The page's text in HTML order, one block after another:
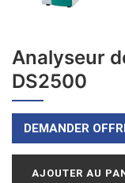
Analyseur
DS2500
DEMANDER
AJOUTER AU